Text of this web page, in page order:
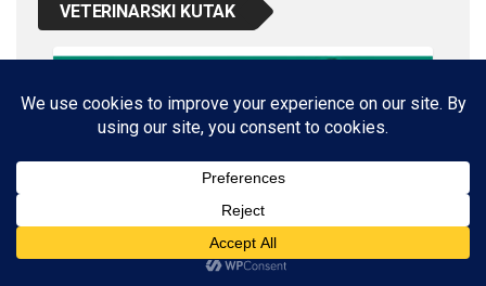
VETERINARSKI KUTAK